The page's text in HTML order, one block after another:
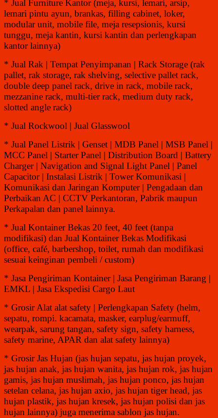
* Jual Furniture Kantor (meja, kursi, lemari, arsip,
lemari pintu ayun, brankas, filling cabinet, loker,
modular unit, mobile file, meja resepsionis, kursi
tunggu, meja kantin, kursi kantin dan perlengkapan
kantor lainnya)
* Jual Rak | Tempat Penyimpanan | Rack Storage (rak
pallet, rak storage, rak shelving, selective pallet rack,
double deep panel rack, drive in rack, mobile rack,
mezzanine rack, multi-tier rack, medium duty rack,
slotted angle rack)
* Jual Rockwool | Jual Glasswool
* Jual Panel Listrik | Genset | MDB Panel | MSB Panel |
MCC Panel | Starter Panel | Distribution Board | Battery
Charger | Navigation and Signal Light Panel | Panel
Capacitor | Instalasi Listrik | Tower Komunikasi |
Komunikasi dan Jaringan Komputer | Pengadaan dan
Perbaikan AC | CCTV Perkantoran, Pabrik maupun
Perkapalan dan panel lainnya.
* Jual Kontainer Bekas 20 feet, 40 feet (tanpa
modifikasi) dan Jual Kontainer Bekas Modifikasi
(office, café, barbershop, toilet, rumah dan modifikasi
sesuai keinginan pembeli / custom)
* Jasa Pengiriman Kontainer | Jasa Pengiriman Barang |
EMKL | Jasa Ekspedisi Cargo Laut
* Grosir Alat alat safety | Perlengkapan Safety (helm,
sepatu, rompi. kacamata, masker, earplug/earmuff,
wearpak, sarung tangan, safety sign, safety harness,
safety marine, APAR dan alat safety lainnya)
* Grosir Jas Hujan (jas hujan sepatu, jas hujan proyek,
jas hujan anak, jas hujan wanita, jas hujan rok, jas hujan
gamis, jas hujan muslimah, jas hujan ponco, jas hujan
setelan celana, jas hujan axio, jas hujan tiger head, jas
hujan plastik, jas hujan kresek, jas hujan polisi dan jas
hujan lainnya) juga menerima sablon jas hujan.